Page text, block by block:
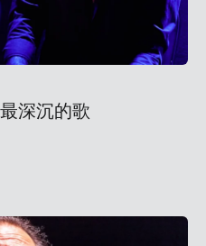
深沉的歌